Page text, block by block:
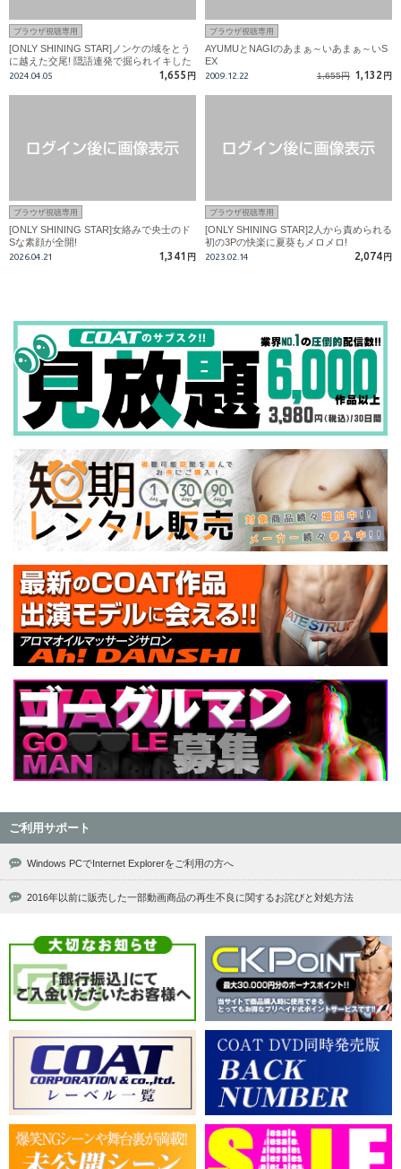
ブラウザ視聴専用
[ONLY SHINING STAR]ノンケの域をとう
に越えた交尾! 隠語連発で掘られイキした
夏葵に続き裕太も掘りイキ!!
2024.04.05 1,655 円
ブラウザ視聴専用
AYUMUとNAGIのあまぁ～いあまぁ～いS
EX
2009.12.22 1,655円 1,132 円
ブラウザ視聴専用
[ONLY SHINING STAR]女絡みで央士のド
Sな素顔が全開!
2026.04.21 1,341 円
ブラウザ視聴専用
[ONLY SHINING STAR]2人から責められる
初の3Pの快楽に夏葵もメロメロ!
2023.02.14 2,074 円
ご利用サポート
Windows PCでInternet Explorerをご利用の方へ
2016年以前に販売した一部動画商品の再生不良に関するお詫びと対処方法